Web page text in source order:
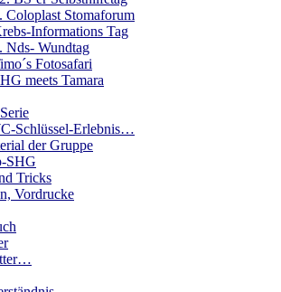
Coloplast Stomaforum
Informations Tag
Nds- Wundtag
Fotosafari
meets Tamara
Schlüssel-Erlebnis…
der Gruppe
SHG
Tricks
Vordrucke